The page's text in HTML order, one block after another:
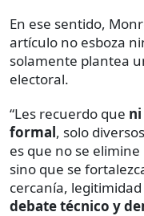
En ese sentido,
artículo no esboza
solamente plantea
electoral.
“Les recuerdo que
formal, solo
es que no se
sino que se
cercanía,
debate técnico y